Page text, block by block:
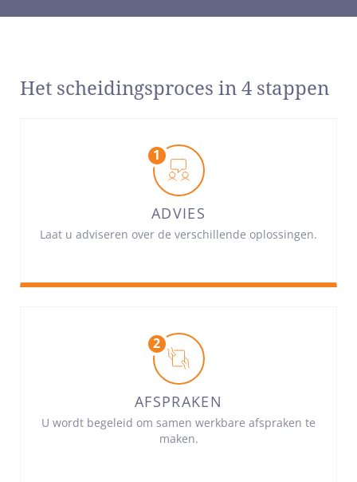
Het scheidingsproces in 4 stappen
ADVIES
Laat u adviseren over de verschillende oplossingen.
AFSPRAKEN
U wordt begeleid om samen werkbare afspraken te
maken.